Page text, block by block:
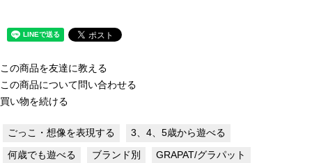
この商品を友達に教える
この商品について問い合わせる
買い物を続ける
ごっこ・想像を表現する 3、4、5歳から遊べる
何歳でも遊べる ブランド別 GRAPAT/グラパット